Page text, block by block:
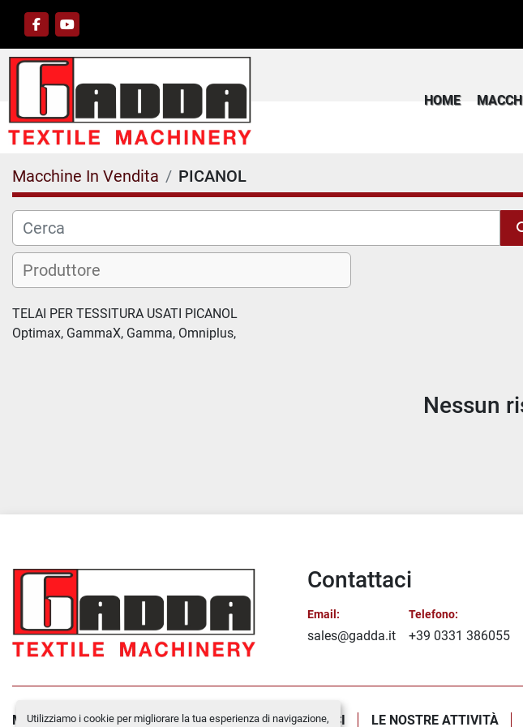
Utilizziamo i cookie per migliorare la tua esperienza di navigazione,
facebookyoutube
HOME
Macchine In Vendita PICANOL
TELAI PER TESSITURA USATI PICANOL
Optimax, GammaX, Gamma, Omniplus,
Nessun
Contattaci
Email:
sales@gadda.it
Telefono:
+39 0331 386055
MACCHINE IN VENDITA CHI SIAMO CONTATTACI LE NOSTRE ATTIVITÀ